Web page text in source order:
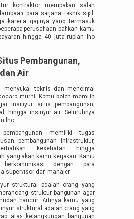
kontraktor merupakan salah
para sarjana teknik sipil.
karena gajinya yang termasuk
perusahaan bahkan kamu
hingga 40 juta rupiah lho
Pembangunan,
Air
menyukai teknis dan mencintai
murni. Kamu boleh memilih
insinyur situs pembangunan,
hingga insinyur air. Seluruhnya
lho.
memiliki tugas
pembangunan infrastruktur,
kesehatan hingga
yang akan kamu kerjakan. Kamu
dengan para
supervisor dan manajer.
struktural adalah orang yang
struktur bangunan agar
hancur. Artinya kamu yang
struktural adalah orang yang
atas kelangsungan bangunan